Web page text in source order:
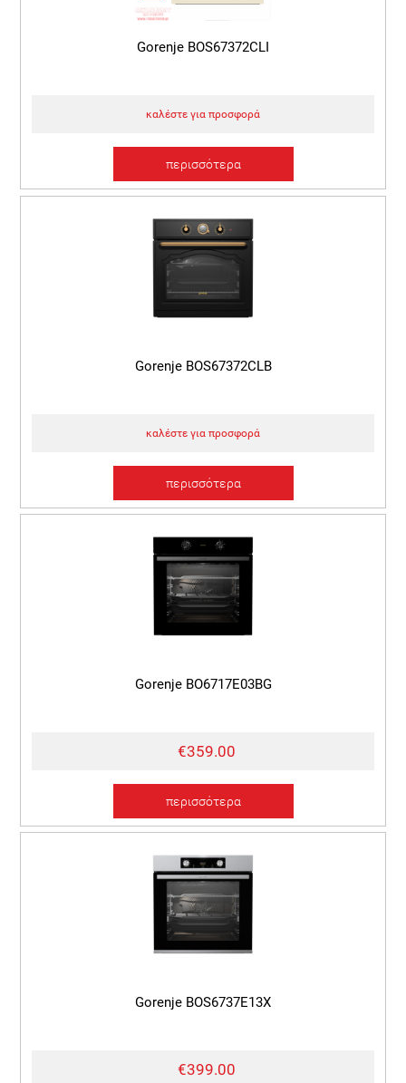
Gorenje BOS67372CLI
καλέστε για προσφορά
περισσότερα
Gorenje BOS67372CLB
καλέστε για προσφορά
περισσότερα
Gorenje BO6717E03BG
€359.00
περισσότερα
Gorenje BOS6737E13X
€399.00